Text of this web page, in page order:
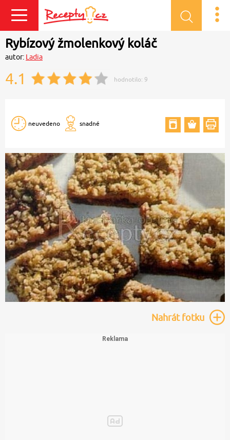
Přihlásit se
Rybízový žmolenkový koláč
autor: Ladia
4.1 hodnotilo: 9
neuvedeno snadné
Nahrátfotku